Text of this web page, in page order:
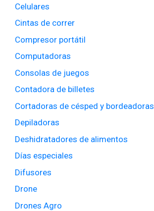
Celulares
Cintas de correr
Compresor portátil
Computadoras
Consolas de juegos
Contadora de billetes
Cortadoras de césped y bordeadoras
Depiladoras
Deshidratadores de alimentos
Días especiales
Difusores
Drone
Drones Agro